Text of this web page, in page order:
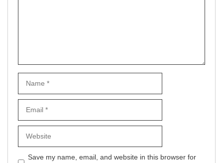
Save my name, email, and website in this browser for